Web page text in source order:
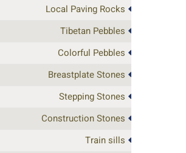
Local Paving Rocks
Tibetan Pebbles
Colorful Pebbles
Breastplate Stones
Stepping Stones
Construction Stones
Train sills